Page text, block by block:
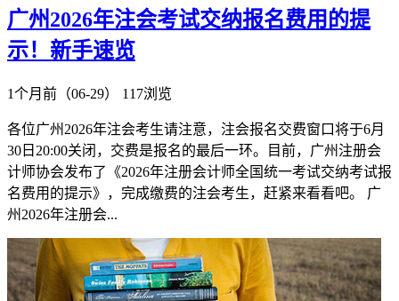
​广州2026年注会考试交纳报名费用的提
示！新手速览
1个月前（06-29） 117浏览
各位广州2026年注会考生请注意，注会报名交费窗口将于6月
30日20:00关闭，交费是报名的最后一环。目前，广州注册会
计师协会发布了《2026年注册会计师全国统一考试交纳考试报
名费用的提示》，完成缴费的注会考生，赶紧来看看吧。 ​广
州2026年注册会...